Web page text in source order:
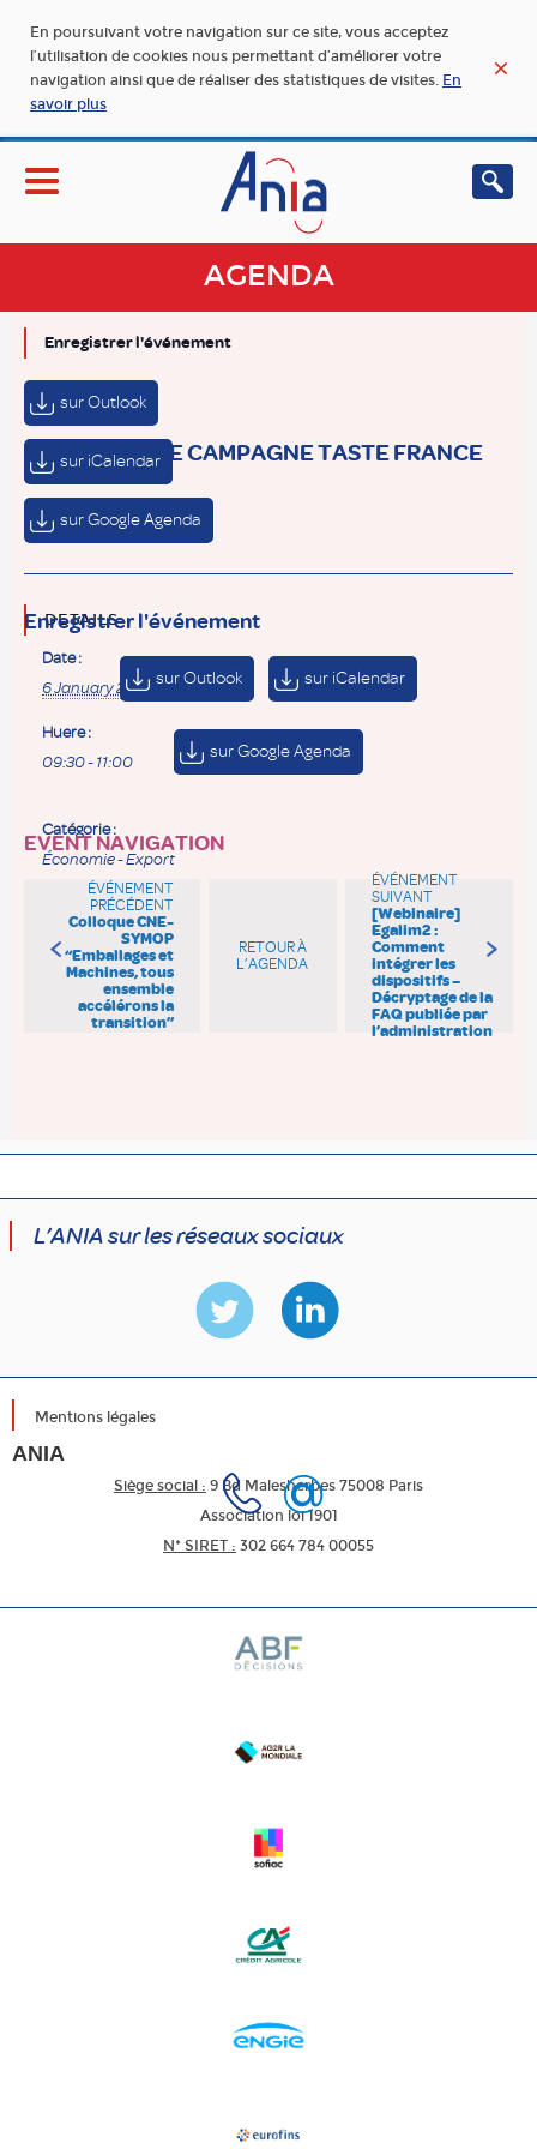
En poursuivant votre navigation sur ce site, vous acceptez
l’utilisation de cookies nous permettant d’améliorer votre
navigation ainsi que de réaliser des statistiques de visites. En
savoir plus
AGENDA
WEBINAIRE CAMPAGNE TASTE FRANCE
Enregistrer l'événement
sur Outlook
sur iCalendar
sur Google Agenda
DETAILS
Date :
6 January 2022
Huere :
09:30 - 11:00
Catégorie :
Économie - Export
Enregistrer l'événement
sur Outlook sur iCalendar
sur Google Agenda
EVENT NAVIGATION
ÉVÉNEMENT
PRÉCÉDENT
Colloque CNE-
SYMOP
“Emballages et
Machines, tous
ensemble
accélérons la
transition”
RETOUR À
L’AGENDA
ÉVÉNEMENT
SUIVANT
[Webinaire]
Egalim2 :
Comment
intégrer les
dispositifs –
Décryptage de la
FAQ publiée par
l’administration
L’ANIA sur les réseaux sociaux
Mentions légales
ANIA
Siège social : 9 Bd Malesherbes 75008 Paris
Association loi 1901
N* SIRET : 302 664 784 00055